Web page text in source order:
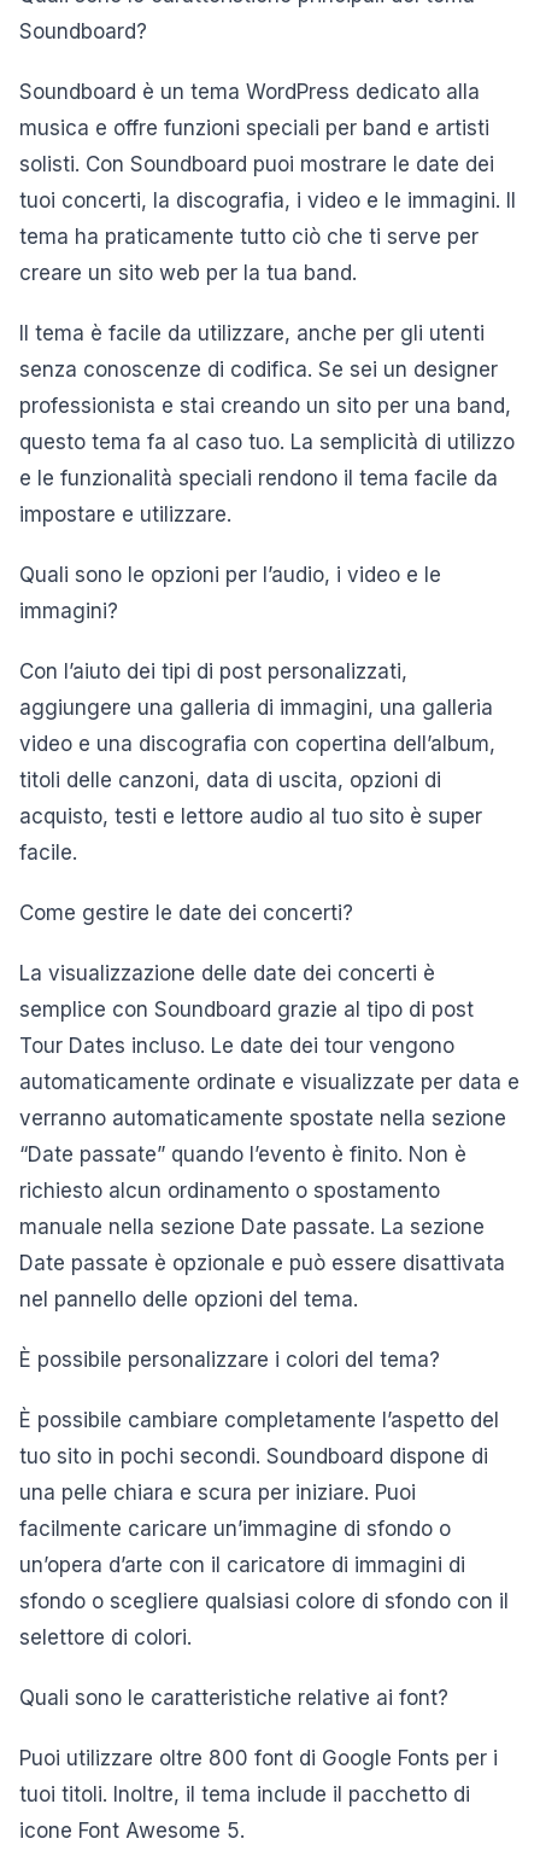
Soundboard?
Soundboard è un tema WordPress dedicato alla
musica e offre funzioni speciali per band e artisti
solisti. Con Soundboard puoi mostrare le date dei
tuoi concerti, la discografia, i video e le immagini. Il
tema ha praticamente tutto ciò che ti serve per
creare un sito web per la tua band.
Il tema è facile da utilizzare, anche per gli utenti
senza conoscenze di codifica. Se sei un designer
professionista e stai creando un sito per una band,
questo tema fa al caso tuo. La semplicità di utilizzo
e le funzionalità speciali rendono il tema facile da
impostare e utilizzare.
Quali sono le opzioni per l’audio, i video e le
immagini?
Con l’aiuto dei tipi di post personalizzati,
aggiungere una galleria di immagini, una galleria
video e una discografia con copertina dell’album,
titoli delle canzoni, data di uscita, opzioni di
acquisto, testi e lettore audio al tuo sito è super
facile.
Come gestire le date dei concerti?
La visualizzazione delle date dei concerti è
semplice con Soundboard grazie al tipo di post
Tour Dates incluso. Le date dei tour vengono
automaticamente ordinate e visualizzate per data e
verranno automaticamente spostate nella sezione
“Date passate” quando l’evento è finito. Non è
richiesto alcun ordinamento o spostamento
manuale nella sezione Date passate. La sezione
Date passate è opzionale e può essere disattivata
nel pannello delle opzioni del tema.
È possibile personalizzare i colori del tema?
È possibile cambiare completamente l’aspetto del
tuo sito in pochi secondi. Soundboard dispone di
una pelle chiara e scura per iniziare. Puoi
facilmente caricare un’immagine di sfondo o
un’opera d’arte con il caricatore di immagini di
sfondo o scegliere qualsiasi colore di sfondo con il
selettore di colori.
Quali sono le caratteristiche relative ai font?
Puoi utilizzare oltre 800 font di Google Fonts per i
tuoi titoli. Inoltre, il tema include il pacchetto di
icone Font Awesome 5.